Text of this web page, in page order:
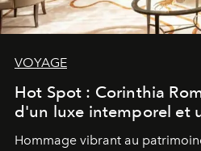
VOYAGE
Hot Spot : Corinthia
d'un luxe intemporel et
Hommage vibrant au